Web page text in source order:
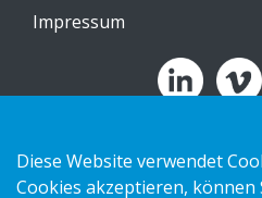
Impressum
Diese Website verwendet
Cookies akzeptieren, können